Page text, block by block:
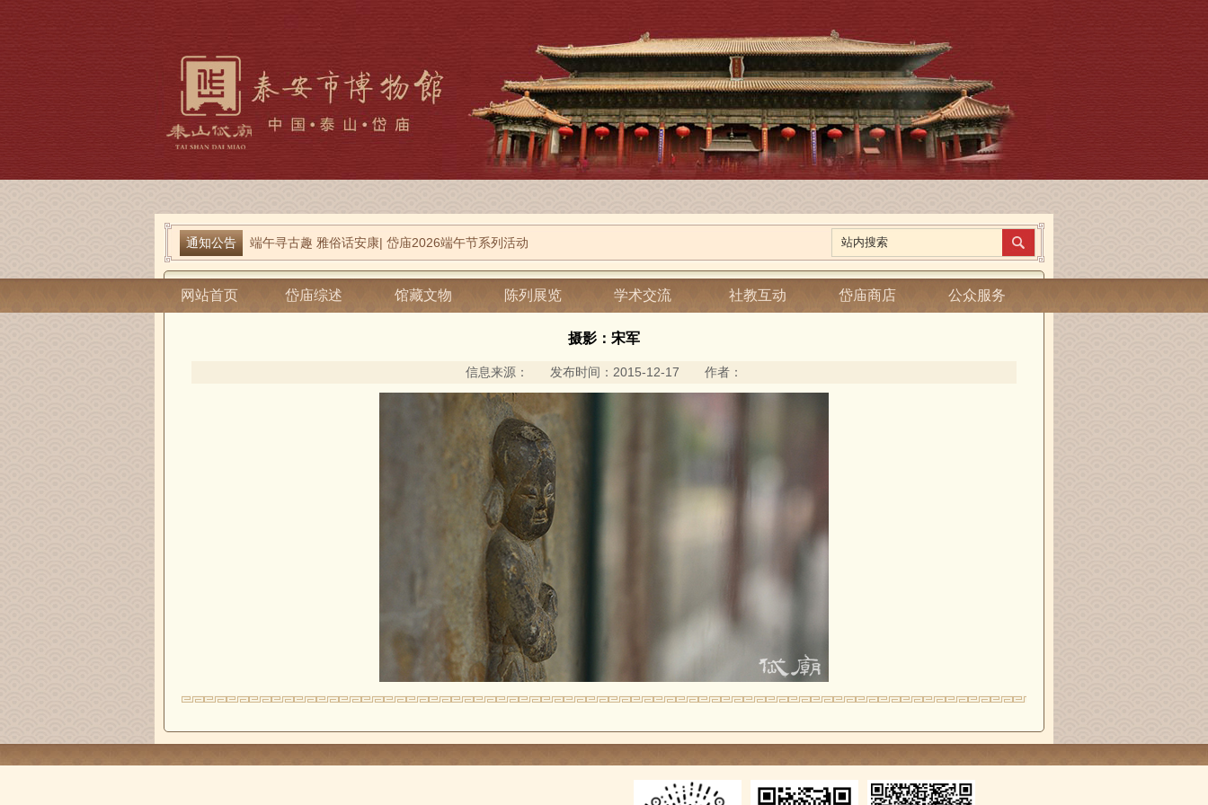
网站首页 岱庙综述 馆藏文物 陈列展览 学术交流 社教互动 岱庙商店 公众服务
通知公告
端午寻古趣 雅俗话安康| 岱庙2026端午节系列活动
关于宋天贶殿壁画暂停预约参观的温馨提示
当前位置：
泰安市博物馆-岱庙综述 全景岱庙-影像岱庙 风光图片
摄影：宋军
信息来源： 发布时间：2015-12-17 作者：